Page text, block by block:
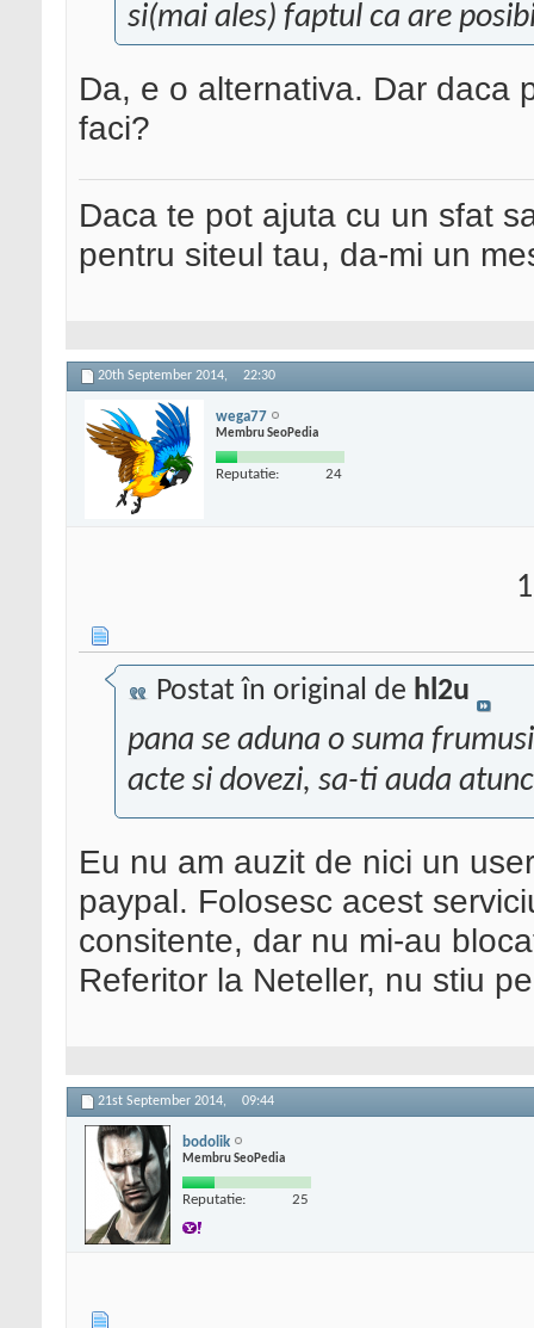
si(mai ales) faptul ca are
Da, e o alternativa. Dar daca
faci?
Daca te pot ajuta cu un sfat
pentru siteul tau, da-mi un
20th September 2014, 22:30
wega77
Membru SeoPedia
Reputatie: 24
Postat în original de hl2u
pana se aduna o suma
acte si dovezi, sa-ti auda
Eu nu am auzit de nici un
paypal. Folosesc acest
consitente, dar nu mi-au
Referitor la Neteller, nu stiu
21st September 2014, 09:44
bodolik
Membru SeoPedia
Reputatie: 25